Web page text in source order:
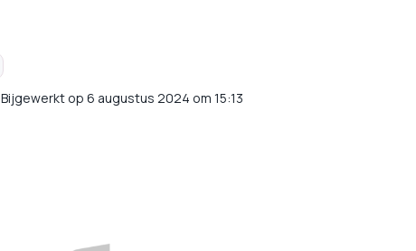
Bijgewerkt op 6 augustus 2024 om 15:13